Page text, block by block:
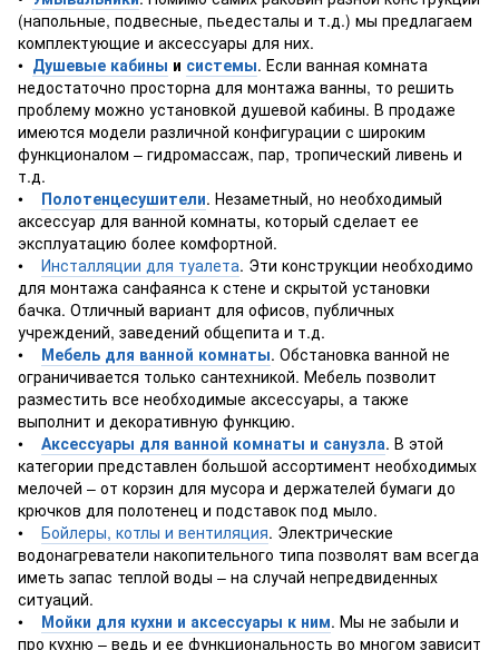
(напольные, подвесные, пьедесталы и т.д.) мы предлагаем
комплектующие и аксессуары для них.
• Душевые кабины и системы. Если ванная комната
недостаточно просторна для монтажа ванны, то решить
проблему можно установкой душевой кабины. В продаже
имеются модели различной конфигурации с широким
функционалом – гидромассаж, пар, тропический ливень и
т.д.
• Полотенцесушители. Незаметный, но необходимый
аксессуар для ванной комнаты, который сделает ее
эксплуатацию более комфортной.
• Инсталляции для туалета. Эти конструкции необходимо
для монтажа санфаянса к стене и скрытой установки
бачка. Отличный вариант для офисов, публичных
учреждений, заведений общепита и т.д.
• Мебель для ванной комнаты. Обстановка ванной не
ограничивается только сантехникой. Мебель позволит
разместить все необходимые аксессуары, а также
выполнит и декоративную функцию.
• Аксессуары для ванной комнаты и санузла. В этой
категории представлен большой ассортимент необходимых
мелочей – от корзин для мусора и держателей бумаги до
крючков для полотенец и подставок под мыло.
• Бойлеры, котлы и вентиляция. Электрические
водонагреватели накопительного типа позволят вам всегда
иметь запас теплой воды – на случай непредвиденных
ситуаций.
• Мойки для кухни и аксессуары к ним. Мы не забыли и
про кухню – ведь и ее функциональность во многом зависит